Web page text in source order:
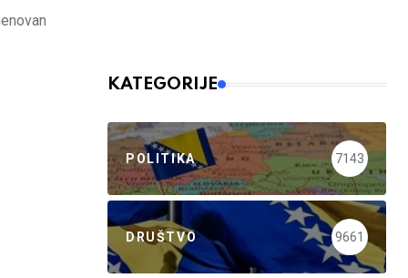
KATEGORIJE
POLITIKA 7143
DRUŠTVO 9661